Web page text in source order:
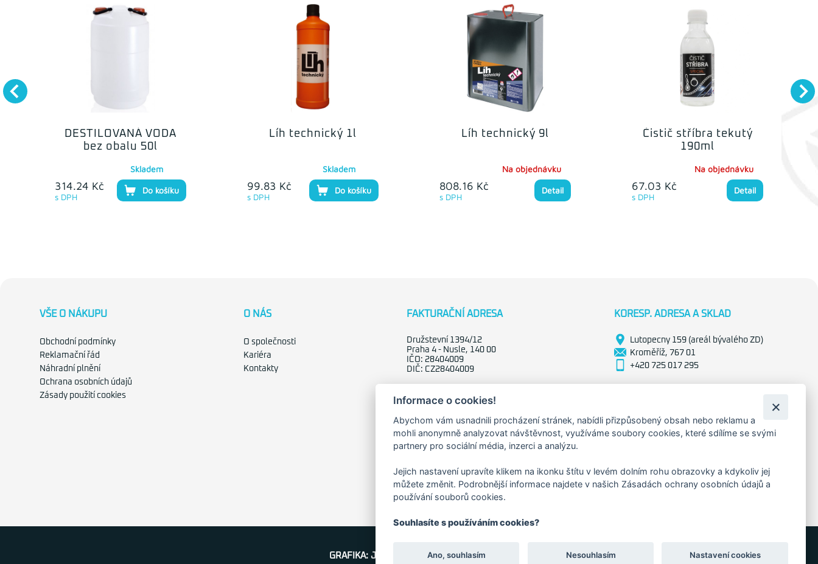
DESTILOVANÁ VODA
bez obalu 50l
314.24 Kč
s DPH
Skladem
Do košíku
Líh technický 1l
99.83 Kč
s DPH
Skladem
Do košíku
Líh technický 9l
808.16 Kč
s DPH
Na objednávku
Detail
Čistič stříbra tekutý
190ml
67.03 Kč
s DPH
Na objednávku
Detail
VŠE O NÁKUPU
Obchodní podmínky
Reklamační řád
Náhradní plnění
Ochrana osobních údajů
Zásady použití cookies
O NÁS
O společnosti
Kariéra
Kontakty
FAKTURAČNÍ ADRESA
Družstevní 1394/12
Praha 4 - Nusle, 140 00
IČO: 28404009
DIČ: CZ28404009
KORESP. ADRESA A SKLAD
Lutopecny 159 (areál bývalého ZD)
Kroměříž, 767 01
+420 725 017 295
GRAFIKA: JANE CORES, WEB: WEBOO
Informace o cookies!
Abychom vám usnadnili procházení stránek, nabídli přizpůsobený obsah nebo reklamu a
mohli anonymně analyzovat návštěvnost, využíváme soubory cookies, které sdílíme se svými
partnery pro sociální média, inzerci a analýzu.
Jejich nastavení upravíte klikem na ikonku štítu v levém dolním rohu obrazovky a kdykoliv jej
můžete změnit. Podrobnější informace najdete v našich Zásadách ochrany osobních údajů a
používání souborů cookies.
Souhlasíte s používáním cookies?
Ano, souhlasím Nesouhlasím Nastavení cookies